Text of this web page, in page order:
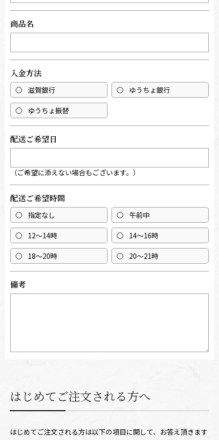
商品名
入金方法
滋賀銀行 ゆうちょ銀行
ゆうちょ振替
配送ご希望日
（ご希望に添えない場合もございます。）
配送ご希望時間
指定なし 午前中
12～14時 14～16時
18～20時 20～21時
備考
はじめてご注文される方へ
はじめてご注文される方は以下の項目に関して、お答え頂きます